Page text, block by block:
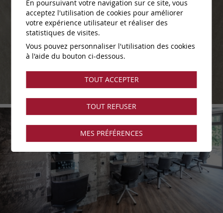
En poursuivant votre navigation sur ce site, vous
acceptez l'utilisation de cookies pour améliorer
votre expérience utilisateur et réaliser des
statistiques de visites.
Vous pouvez personnaliser l'utilisation des cookies
à l'aide du bouton ci-dessous.
TOUT ACCEPTER
TOUT REFUSER
MES PRÉFÉRENCES